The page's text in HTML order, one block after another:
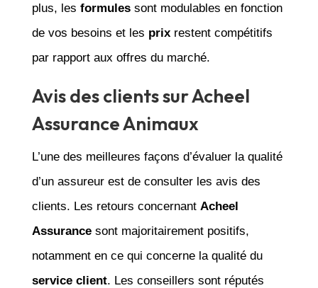
plus, les formulessont modulables en fonction
de vos besoins et les prixrestent compétitifs
par rapport aux offres du marché.
Avis des clients sur Acheel
Assurance Animaux
L’une des meilleures façons d’évaluer la qualité
d’un assureur est de consulter les avis des
clients. Les retours concernant Acheel
Assurancesont majoritairement positifs,
notamment en ce qui concerne la qualité du
service client. Les conseillers sont réputés